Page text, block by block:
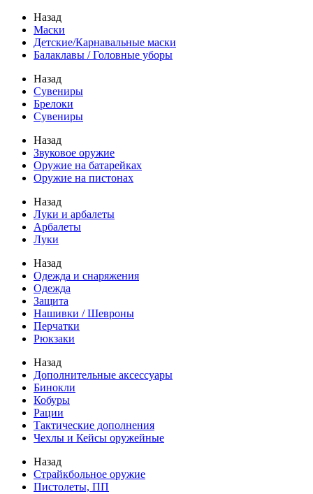
Назад
Маски
Детские/Карнавальные маски
Балаклавы / Головные уборы
Назад
Сувениры
Брелоки
Сувениры
Назад
Звуковое оружие
Оружие на батарейках
Оружие на пистонах
Назад
Луки и арбалеты
Арбалеты
Луки
Назад
Одежда и снаряжения
Одежда
Защита
Нашивки / Шевроны
Перчатки
Рюкзаки
Назад
Дополнительные аксессуары
Бинокли
Кобуры
Рации
Тактические дополнения
Чехлы и Кейсы оружейные
Назад
Страйкбольное оружие
Пистолеты, ПП